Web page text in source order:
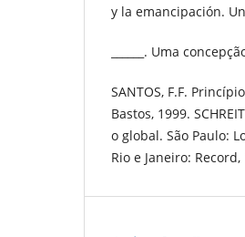
y la emancipación.
______. Uma
SANTOS, F.F.
Bastos, 1999.
o global. São Paulo:
Rio e Janeiro: Record,